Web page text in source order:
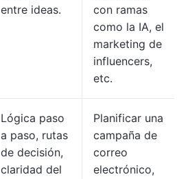
entre ideas.
con ramas
como la IA, el
marketing de
influencers,
etc.
Lógica paso
a paso, rutas
de decisión,
claridad del
Planificar una
campaña de
correo
electrónico,